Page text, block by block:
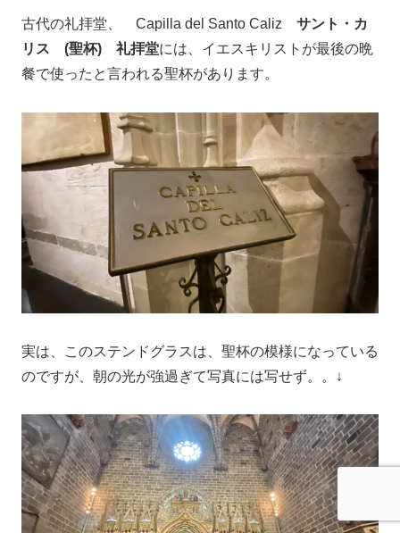
古代の礼拝堂、 Capilla del Santo Caliz サント・カ
リス (聖杯) 礼拝堂には、イエスキリストが最後の晩
餐で使ったと言われる聖杯があります。
実は、このステンドグラスは、聖杯の模様になっている
のですが、朝の光が強過ぎて写真には写せず。。↓